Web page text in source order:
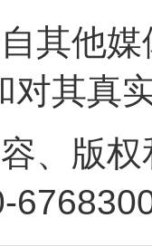
其他
对其真
、版